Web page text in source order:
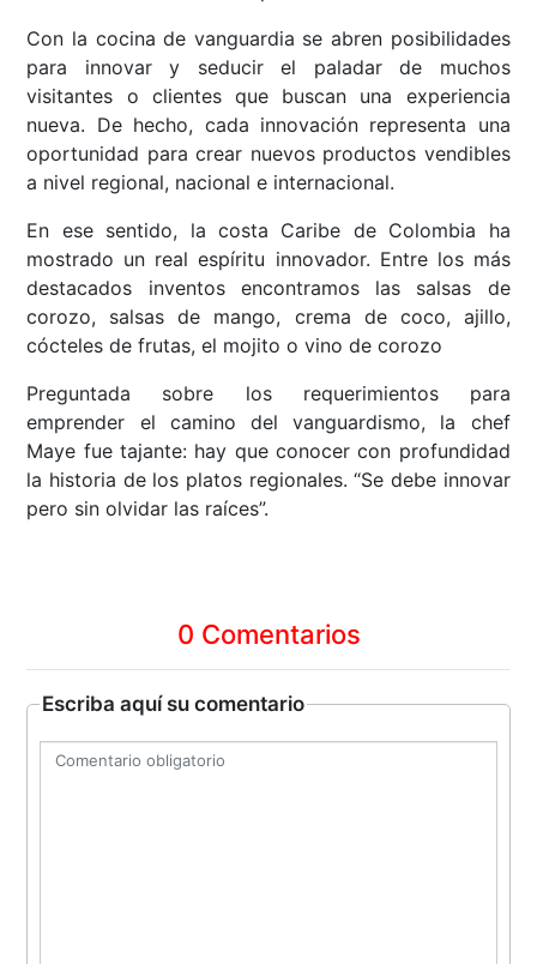
Con la cocina de vanguardia se abren posibilidades
para innovar y seducir el paladar de muchos
visitantes o clientes que buscan una experiencia
nueva. De hecho, cada innovación representa una
oportunidad para crear nuevos productos vendibles
a nivel regional, nacional e internacional.
En ese sentido, la costa Caribe de Colombia ha
mostrado un real espíritu innovador. Entre los más
destacados inventos encontramos las salsas de
corozo, salsas de mango, crema de coco, ajillo,
cócteles de frutas, el mojito o vino de corozo
Preguntada sobre los requerimientos para
emprender el camino del vanguardismo, la chef
Maye fue tajante: hay que conocer con profundidad
la historia de los platos regionales. “Se debe innovar
pero sin olvidar las raíces”.
0 Comentarios
Escriba aquí su comentario